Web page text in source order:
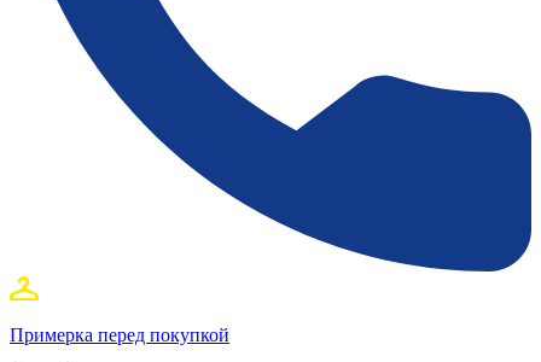
Примерка перед покупкой